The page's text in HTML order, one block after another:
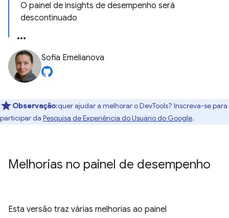
O painel de insights de desempenho será
descontinuado
Sofia Emelianova
Observação:quer ajudar a melhorar o DevTools? Inscreva-se para
participar da Pesquisa de Experiência do Usuário do Google.
Melhorias no painel de desempenho
Esta versão traz várias melhorias ao painel